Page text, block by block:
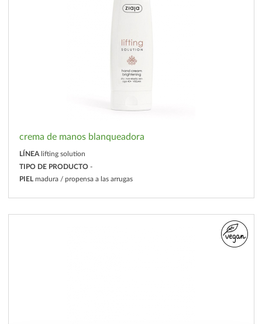
crema de manos blanqueadora
LÍNEA lifting solution
TIPO DE PRODUCTO -
PIEL madura / propensa a las arrugas